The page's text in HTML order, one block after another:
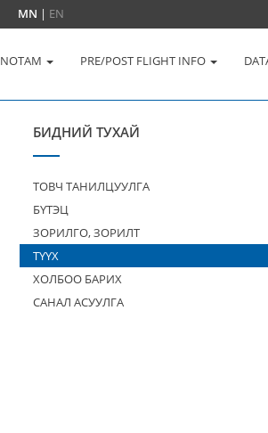
MN | EN
NOTAM PRE/POST FLIGHT INFO
БИДНИЙ ТУХАЙ
ТОВЧ ТАНИЛЦУУЛГА
БҮТЭЦ
ЗОРИЛГО, ЗОРИЛТ
ТҮҮХ
ХОЛБОО БАРИХ
САНАЛ АСУУЛГА